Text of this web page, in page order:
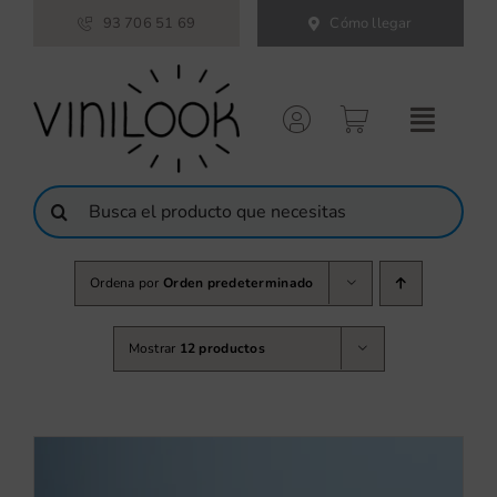
93 706 51 69 Cómo llegar
Buscar:
Ordena por Orden predeterminado
Mostrar 12 productos